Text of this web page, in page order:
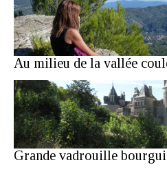
Au milieu de la vallée
Grande vadrouille